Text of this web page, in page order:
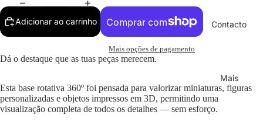
Contacto
Mais
Adicionar ao carrinho
Mais opções de pagamento
Dá o destaque que as tuas peças merecem.
Esta base rotativa 360º foi pensada para valorizar miniaturas, figuras
personalizadas e objetos impressos em 3D, permitindo uma
visualização completa de todos os detalhes — sem esforço.